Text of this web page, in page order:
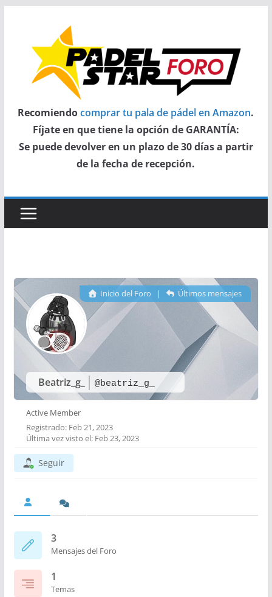
contenido
Recomiendocomprar tu pala de pádel en Amazon.
Fíjate en que tiene la opción de GARANTÍA:
Se puede devolver en un plazo de 30 días a partir
de la fecha de recepción.
Beatriz_g_ @beatriz_g_
Inicio del Foro | Últimos mensajes
Active Member
Registrado: Feb 21, 2023
Última vez visto el: Feb 23, 2023
Seguir
3
Mensajes del Foro
1
Temas